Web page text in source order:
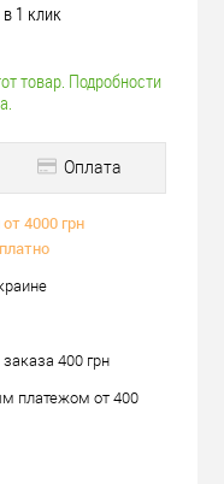
1 клик
товар. Подробности
Оплата
4000 грн
400 грн
платежом от 400